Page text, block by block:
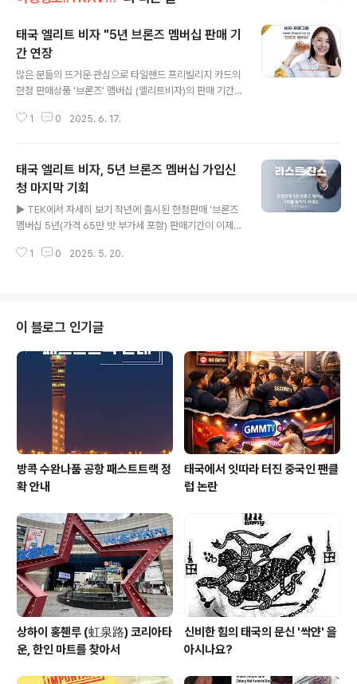
태국 엘리트 비자 "5년 브론즈 멤버십 판매 기
간 연장
많은 분들의 뜨거운 관심으로 타일랜드 프리빌리지 카드의
한정 판매상품 '브론즈' 멤버십 (엘리트비자)의 판매 기간
지 마세요.다시 찾아오지 않습니다.기존 마감일이었던 6월
러 신청하시고 안전하고 편안한 태국생활을 만끽하세요!!!
태국 내 300개가 넘는 협력 파트너사에서제공하는 다양한
혜택을 즐기세요. ✅ 태국정부 관광청 (TAT) 산하에서 운
영되는 타일랜드 프리빌리지 카드사에서 인정받은 우수 영
업사원이 항시 대기 중입니다. ✅ 저희는 별도의 추가 요금
없이 특별하고 신속한 원스톱 서비스를 무료로 제공하며
1 0 2025. 6. 17.
태국 엘리트 비자, 5년 브론즈 멤버십 가입신
청 마지막 기회
▶ TEK에서 자세히 보기 작년에 출시된 한정판매 ‘브론즈
멤버십 5년(가격 65만 밧 부가세 포함) 판매기간이 이제
한 신청자에 한에서 특별 심사과정을 걸쳐 최종 승인 후 브
그램 업그레이가 가능하며 서비스를함께 이용할 수 있습니
다. 브론즈 멤버십으로 특권과 우대 혜택속에편안한 태국
생활을 만끽하세요.타일랜드 프리빌리지 멤버십은 최대 2
0년 동안 태국생활을 보장해드립니다. 한 달에 만밧 정도
의 가성비 좋은 금액으로 보장되고 안정된편안한 생활을
누릴 수 있습니다. 체류..
1 0 2025. 5. 20.
이 블로그 인기글
방콕 수완나품 공항 패스트트랙 정
확 안내
태국에서 잇따라 터진 중국인 팬클
럽 논란
상하이 홍췐루 (虹泉路) 코리아타
운, 한인 마트를 찾아서
신비한 힘의 태국의 문신 '싹얀' 을
아시나요?